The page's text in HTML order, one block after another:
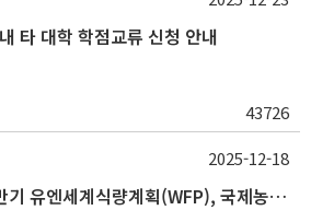
타 대학 학점교류 신청 안내
43726
(~12/31) 2026년 상반기 유엔세계식량계획(WFP), 국제농업개발기금(IFAD) 및 유엔아동기금(UNICEF) 인턴십 프로그램 참가자 모집
2025-12-18